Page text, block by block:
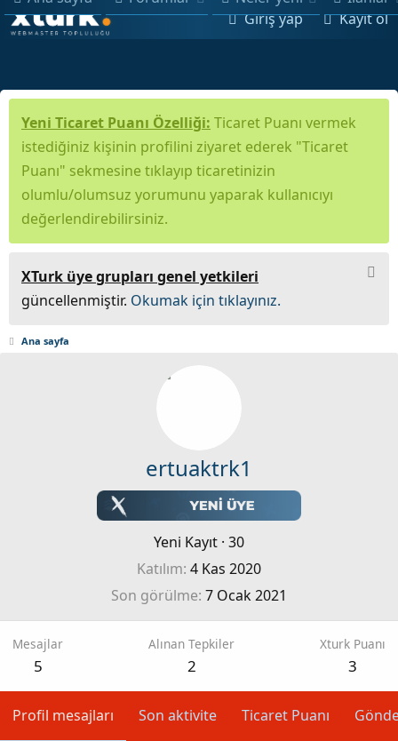
Giriş yap Kayıt ol
Yeni Ticaret Puanı Özelliği: Ticaret Puanı vermek
istediğiniz kişinin profilini ziyaret ederek "Ticaret
Puanı" sekmesine tıklayıp ticaretinizin
olumlu/olumsuz yorumunu yaparak kullanıcıyı
değerlendirebilirsiniz.
XTurk üye grupları genel yetkileri
güncellenmiştir. Okumak için tıklayınız.
Ana sayfa
ertuaktrk1
Yeni Kayıt · 30
Katılım 4 Kas 2020
Son görülme 7 Ocak 2021
Mesajlar
5
Alınan Tepkiler
2
Xturk Puanı
3
Profil mesajları Son aktivite Ticaret Puanı